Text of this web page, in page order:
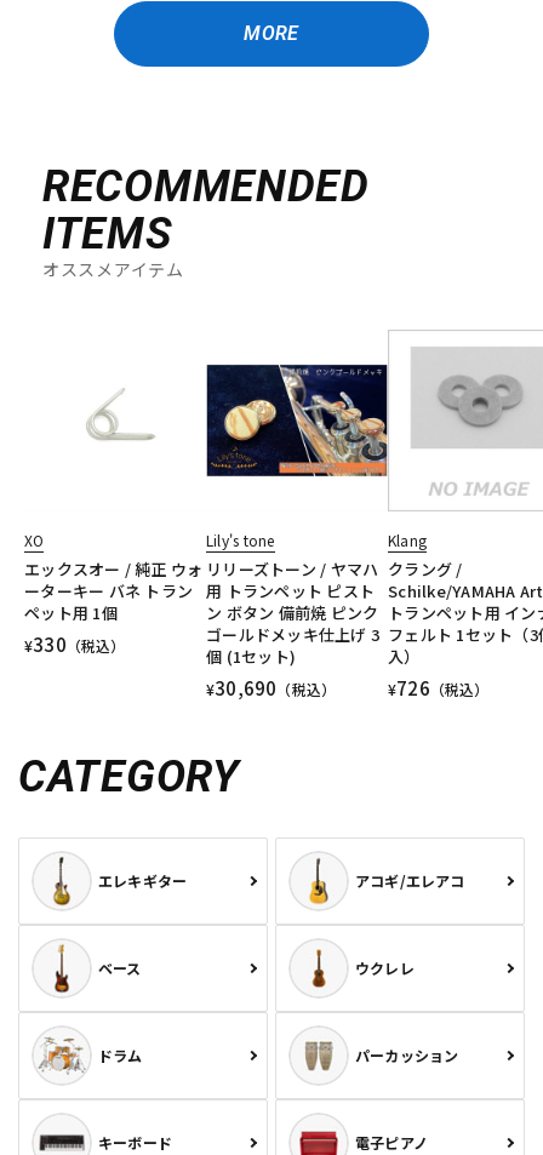
MORE
RECOMMENDED
ITEMS
オススメアイテム
XO
エックスオー / 純正 ウォ
ーターキー バネ トラン
ペット用 1個
¥330 （税込）
Lily's tone
リリーズトーン / ヤマハ
用 トランペット ピスト
ン ボタン 備前焼 ピンク
ゴールドメッキ仕上げ 3
個 (1セット)
¥30,690 （税込）
Klang
クラング /
Schilke/YAMAHA
トランペット用 イン
フェルト 1セット（3
入）
¥726 （税込）
CATEGORY
エレキギター アコギ/エレアコ
ベース ウクレレ
ドラム パーカッション
キーボード 電子ピアノ